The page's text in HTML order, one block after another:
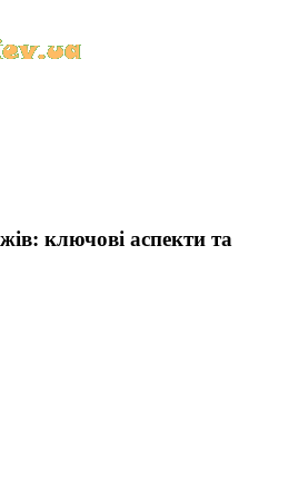
ключові аспекти та